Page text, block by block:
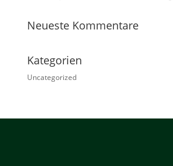
Neueste Kommentare
Kategorien
Uncategorized